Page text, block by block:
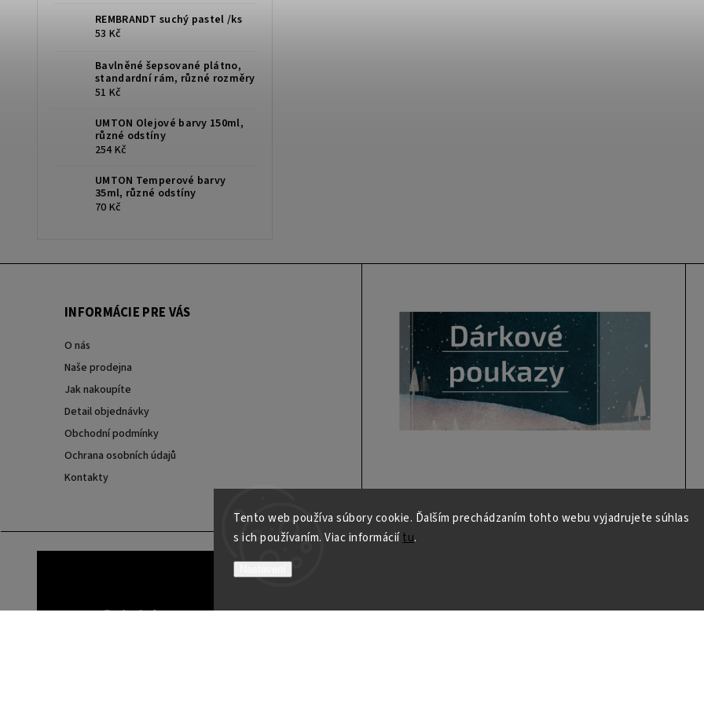
Tento web používa súbory cookie. Ďalším prechádzaním tohto webu vyjadrujete súhlas
s ich používaním. Viac informáciítu.
REMBRANDT suchý pastel /ks
53 Kč
Bavlněné šepsované plátno,
standardní rám, různé rozměry
51 Kč
UMTON Olejové barvy 150ml,
různé odstíny
254 Kč
UMTON Temperové barvy
35ml, různé odstíny
70 Kč
INFORMÁCIE PRE VÁS
O nás
Naše prodejna
Jak nakoupíte
Detail objednávky
Obchodní podmínky
Ochrana osobních údajů
Kontakty
Odebírat newsletter